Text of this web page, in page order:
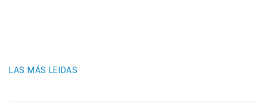
LAS MÁS LEIDAS